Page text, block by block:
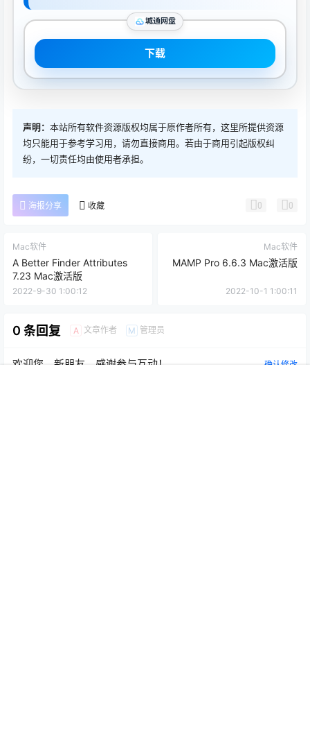
城通网盘
下载
声明： 本站所有软件资源版权均属于原作者所有，这里所提供资源
均只能用于参考学习用，请勿直接商用。若由于商用引起版权纠
纷，一切责任均由使用者承担。
海报分享 收藏 0 0
Mac软件
A Better Finder Attributes
7.23 Mac激活版
2022-9-30 1:00:12
Mac软件
MAMP Pro 6.6.3 Mac激活版
2022-10-1 1:00:11
0 条回复 A 文章作者 M 管理员
欢迎您，新朋友，感谢参与互动！ 确认修改